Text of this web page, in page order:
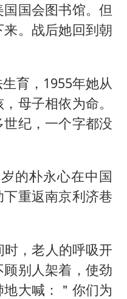
国会图书馆。但
。战后她回到朝
育，1955年她从
母子相依为命。
纪，一个字都没
的朴永心在中国
重返南京利济巷
，老人的呼吸开
别人架着，使劲
大喊：＂你们为